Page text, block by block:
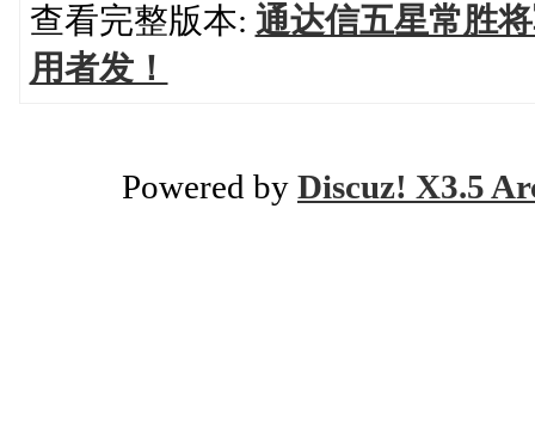
查看完整版本: 通达信五星常胜
用者发！
Powered by Discuz! X3.5